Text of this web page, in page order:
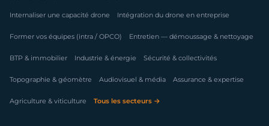
Internaliser une capacité drone Intégration du drone en entreprise
Former vos équipes (intra / OPCO) Entretien — démoussage & nettoyage
BTP & immobilier Industrie & énergie Sécurité & collectivités
Topographie & géomètre Audiovisuel & média Assurance & expertise
Agriculture & viticulture Tous les secteurs →